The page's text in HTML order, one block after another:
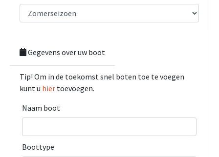
Gegevens over uw boot
Tip! Om in de toekomst snel boten toe te voegen
kunt u hier toevoegen.
Naam boot
Boottype